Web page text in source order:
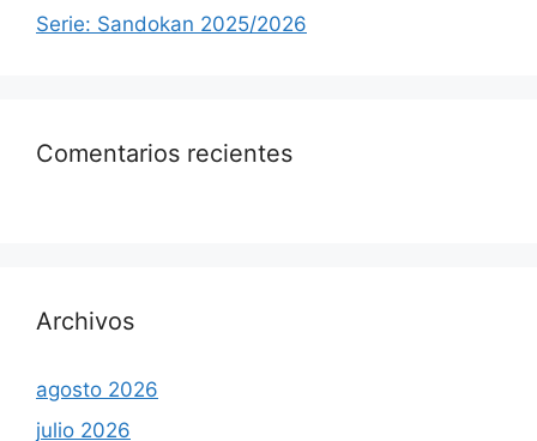
Serie: Sandokan 2025/2026
Comentarios recientes
Archivos
agosto 2026
julio 2026